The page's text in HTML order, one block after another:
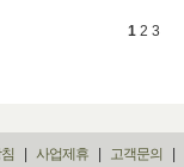
1 2 3
사업제휴| 고객문의